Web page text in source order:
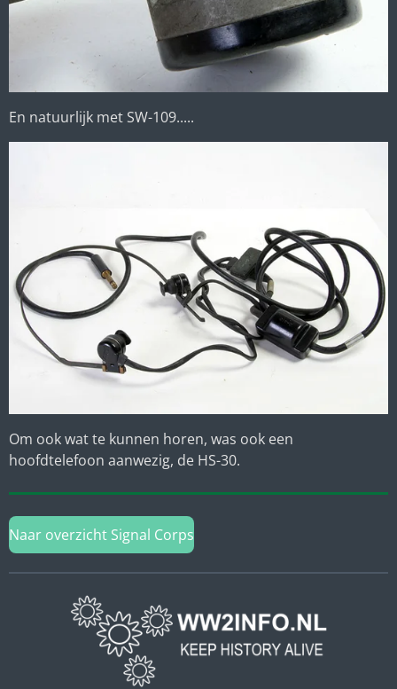
En natuurlijk met SW-109.....
Om ook wat te kunnen horen, was ook een
hoofdtelefoon aanwezig, de HS-30.
Naar overzicht Signal Corps